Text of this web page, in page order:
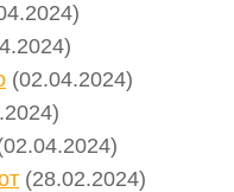
(02.04.2024)
(28.02.2024)